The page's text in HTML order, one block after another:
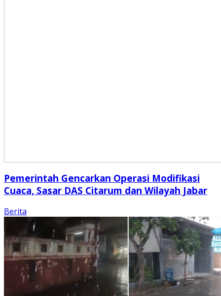
Pemerintah Gencarkan Operasi Modifikasi
Cuaca, Sasar DAS Citarum dan Wilayah Jabar
Berita